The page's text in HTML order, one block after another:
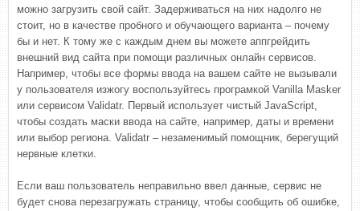
можно загрузить свой сайт. Задерживаться на них надолго не
стоит, но в качестве пробного и обучающего варианта – почему
бы и нет. К тому же с каждым днем вы можете аппгрейдить
внешний вид сайта при помощи различных онлайн сервисов.
Например, чтобы все формы ввода на вашем сайте не вызывали
у пользователя изжогу воспользуйтесь програмкой Vanilla Masker
или сервисом Validatr. Первый использует чистый JavaScript,
чтобы создать маски ввода на сайте, например, даты и времени
или выбор региона. Validatr – незаменимый помощник, берегущий
нервные клетки.
Если ваш пользователь неправильно ввел данные, сервис не
будет снова перезагружать страницу, чтобы сообщить об ошибке,